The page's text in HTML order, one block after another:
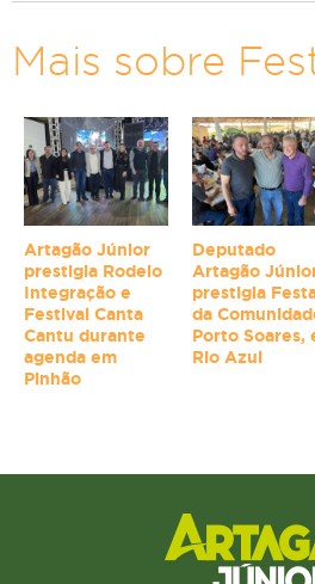
Mais sobre
Artagão Júnior
prestigia Rodeio
Integração e
Festival Canta
Cantu durante
agenda em
Pinhão
Deputado
Artagão
prestigia
da
Porto Soares,
Rio Azul